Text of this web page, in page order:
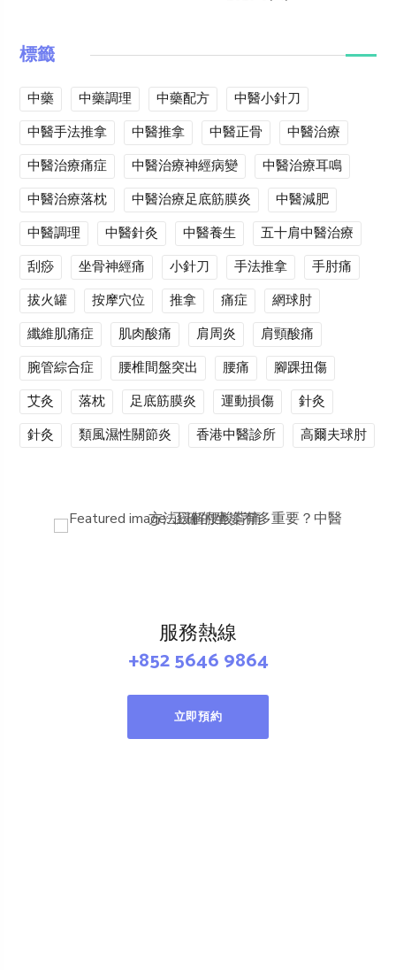
標籤
中藥 中藥調理 中藥配方
中醫小針刀
中醫手法推拿
中醫推拿 中醫正骨
中醫治療
中醫治療痛症
中醫治療神經病變
中醫治療耳鳴
中醫治療落枕
中醫治療足底筋膜炎
中醫減肥
中醫調理
中醫針灸 中醫養生
五十肩中醫治療
刮痧
坐骨神經痛 小針刀 手法推拿
手肘痛
拔火罐
按摩穴位 推拿 痛症
網球肘
纖維肌痛症
肌肉酸痛 肩周炎
肩頸酸痛
腕管綜合症
腰椎間盤突出 腰痛
腳踝扭傷
艾灸
落枕 足底筋膜炎 運動損傷
針灸
針灸
類風濕性關節炎 香港中醫診所 高爾夫球肘
服務熱線
+852 5646 9864
立即預約